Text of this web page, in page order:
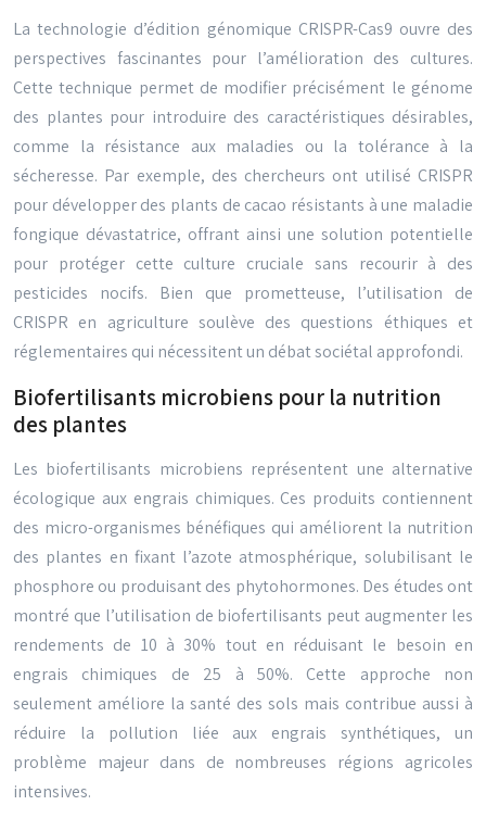
La technologie d’édition génomique CRISPR-Cas9 ouvre des
perspectives fascinantes pour l’amélioration des cultures.
Cette technique permet de modifier précisément le génome
des plantes pour introduire des caractéristiques désirables,
comme la résistance aux maladies ou la tolérance à la
sécheresse. Par exemple, des chercheurs ont utilisé CRISPR
pour développer des plants de cacao résistants à une maladie
fongique dévastatrice, offrant ainsi une solution potentielle
pour protéger cette culture cruciale sans recourir à des
pesticides nocifs. Bien que prometteuse, l’utilisation de
CRISPR en agriculture soulève des questions éthiques et
réglementaires qui nécessitent un débat sociétal approfondi.
Biofertilisants microbiens pour la nutrition
des plantes
Les biofertilisants microbiens représentent une alternative
écologique aux engrais chimiques. Ces produits contiennent
des micro-organismes bénéfiques qui améliorent la nutrition
des plantes en fixant l’azote atmosphérique, solubilisant le
phosphore ou produisant des phytohormones. Des études ont
montré que l’utilisation de biofertilisants peut augmenter les
rendements de 10 à 30% tout en réduisant le besoin en
engrais chimiques de 25 à 50%. Cette approche non
seulement améliore la santé des sols mais contribue aussi à
réduire la pollution liée aux engrais synthétiques, un
problème majeur dans de nombreuses régions agricoles
intensives.